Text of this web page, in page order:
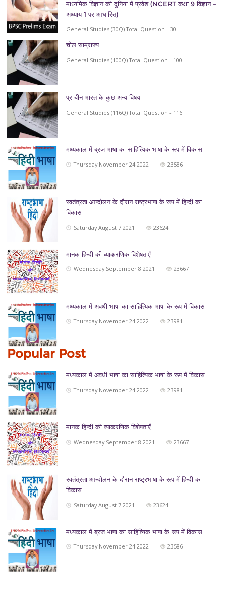
माध्यमिक विज्ञान की दुनिया में प्रवेश (NCERT कक्षा 9 विज्ञान –
अध्याय 1 पर आधारित)
General Studies (30Q) Total Question - 30
चोल साम्राज्य
General Studies (100Q) Total Question - 100
प्राचीन भारत के कुछ अन्य विषय
General Studies (116Q) Total Question - 116
मध्यकाल में ब्रज भाषा का साहित्यिक भाषा के रूप में विकास
Thursday November 24 2022
23586
स्वतंत्रता आन्दोलन के दौरान राष्ट्रभाषा के रूप में हिन्दी का
विकास
Saturday August 7 2021
23624
मानक हिन्दी की व्याकरणिक विशेषताएँ
Wednesday September 8 2021
23667
मध्यकाल में अवधी भाषा का साहित्यिक भाषा के रूप में विकास
Thursday November 24 2022
23981
Popular Post
मध्यकाल में अवधी भाषा का साहित्यिक भाषा के रूप में विकास
Thursday November 24 2022
23981
मानक हिन्दी की व्याकरणिक विशेषताएँ
Wednesday September 8 2021
23667
स्वतंत्रता आन्दोलन के दौरान राष्ट्रभाषा के रूप में हिन्दी का
विकास
Saturday August 7 2021
23624
मध्यकाल में ब्रज भाषा का साहित्यिक भाषा के रूप में विकास
Thursday November 24 2022
23586